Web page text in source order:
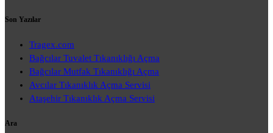
Son Yazılar
Tragex.com
Bağcılar Tuvalet Tıkanıklığı Açma
Bağcılar Mutfak Tıkanıklığı Açma
Avcılar Tıkanıklık Açma Servisi
Ataşehir Tıkanıklık Açma Servisi
Ara